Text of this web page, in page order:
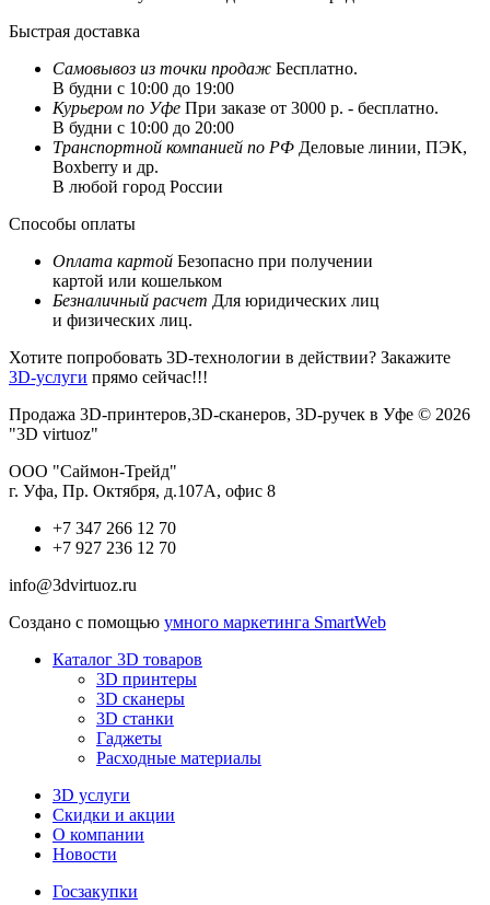
Быстрая доставка
Самовывоз из точки продаж Бесплатно.
В будни с 10:00 до 19:00
Курьером по Уфе При заказе от 3000 р. - бесплатно.
В будни с 10:00 до 20:00
Транспортной компанией по РФ Деловые линии, ПЭК,
Boxberry и др.
В любой город России
Способы оплаты
Оплата картой Безопасно при получении
картой или кошельком
Безналичный расчет Для юридических лиц
и физических лиц.
Хотите попробовать 3D-технологии в действии? Закажите
3D-услуги прямо сейчас!!!
Продажа 3D-принтеров,3D-сканеров, 3D-ручек в Уфе © 2026
"3D virtuoz"
ООО "Саймон-Трейд"
г. Уфа, Пр. Октября, д.107А, офис 8
+7 347 266 12 70
+7 927 236 12 70
info@3dvirtuoz.ru
Создано с помощью умного маркетинга SmartWeb
Каталог 3D товаров
3D принтеры
3D сканеры
3D станки
Гаджеты
Расходные материалы
3D услуги
Скидки и акции
О компании
Новости
Госзакупки